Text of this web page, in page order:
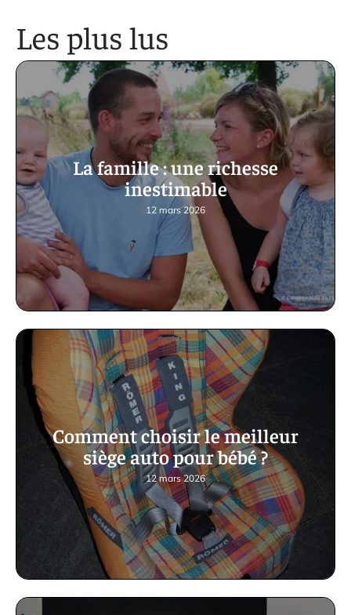
Les plus lus
La famille : une richesse
inestimable
12 mars 2026
Comment choisir le meilleur
siège auto pour bébé ?
12 mars 2026